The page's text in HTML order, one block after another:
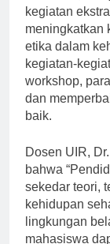
Selain itu, UIR
kegiatan
meningkatkan
etika dalam
kegiatan-
workshop,
dan
Dosen UIR,
bahwa
sekedar teori,
kehidupan
lingkungan